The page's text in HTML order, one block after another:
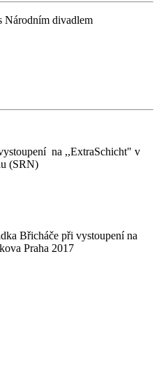
Národním divadlem
na ,,ExtraSchicht" v
(SRN)
Břicháče při vystoupení na
Praha 2017